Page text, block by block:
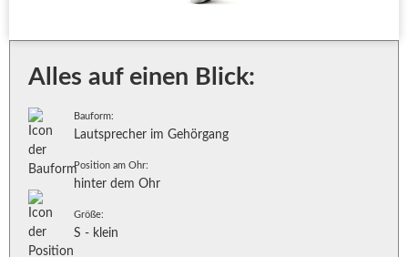
Alles auf einen Blick:
Bauform:
Lautsprecher im Gehörgang
Position am Ohr:
hinter dem Ohr
Größe:
S - klein